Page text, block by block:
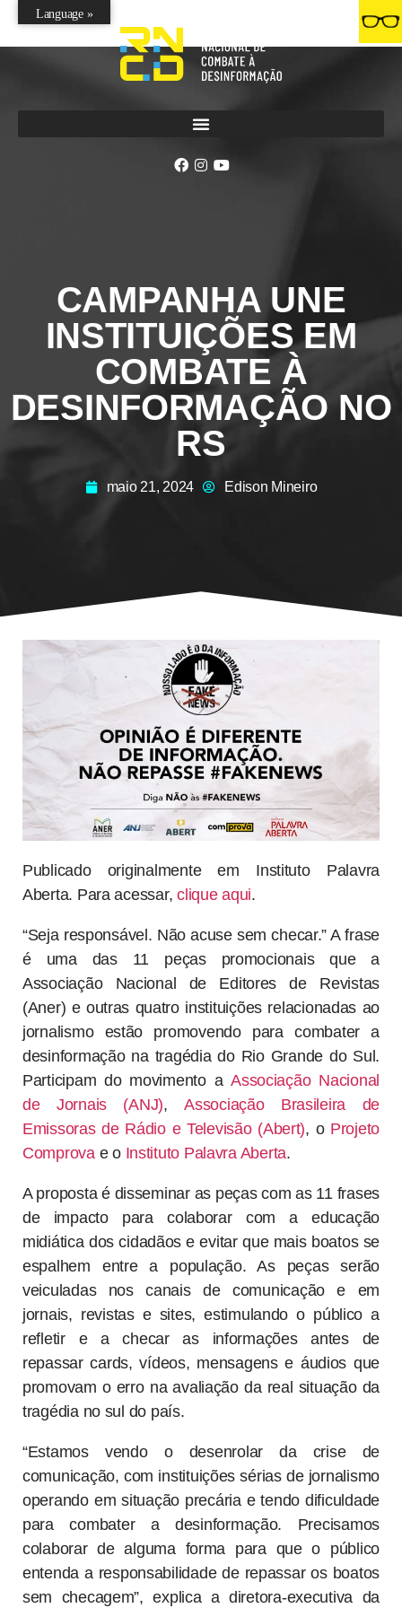
CAMPANHA UNE
INSTITUIÇÕES EM
COMBATE À
DESINFORMAÇÃO NO
RS
maio 21, 2024 Edison Mineiro
Publicado originalmente em Instituto Palavra
Aberta. Para acessar,clique aqui.
“Seja responsável. Não acuse sem checar.” A frase
é uma das 11 peças promocionais que a
Associação Nacional de Editores de Revistas
(Aner) e outras quatro instituições relacionadas ao
jornalismo estão promovendo para combater a
desinformação na tragédia do Rio Grande do Sul.
Participam do movimento aAssociação Nacional
de Jornais (ANJ),Associação Brasileira de
Emissoras de Rádio e Televisão (Abert), o Projeto
Comprova e o Instituto Palavra Aberta.
A proposta é disseminar as peças com as 11 frases
de impacto para colaborar com a educação
midiática dos cidadãos e evitar que mais boatos se
espalhem entre a população. As peças serão
veiculadas nos canais de comunicação e em
jornais, revistas e sites, estimulando o público a
refletir e a checar as informações antes de
repassar cards, vídeos, mensagens e áudios que
promovam o erro na avaliação da real situação da
tragédia no sul do país.
“Estamos vendo o desenrolar da crise de
comunicação, com instituições sérias de jornalismo
operando em situação precária e tendo dificuldade
para combater a desinformação. Precisamos
colaborar de alguma forma para que o público
entenda a responsabilidade de repassar os boatos
sem checagem”, explica a diretora-executiva da
Language »